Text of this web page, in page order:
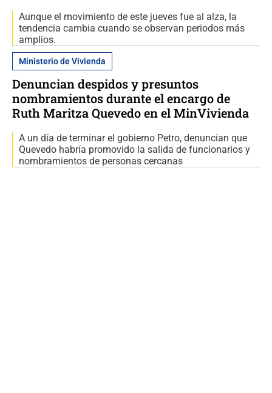
Aunque el movimiento de este jueves fue al alza, la
tendencia cambia cuando se observan periodos más
amplios.
Ministerio de Vivienda
Denuncian despidos y presuntos
nombramientos durante el encargo de
Ruth Maritza Quevedo en el MinVivienda
A un día de terminar el gobierno Petro, denuncian que
Quevedo habría promovido la salida de funcionarios y
nombramientos de personas cercanas